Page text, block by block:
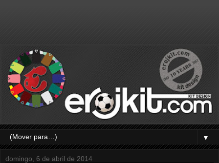
▼
domingo, 6 de abril de 2014